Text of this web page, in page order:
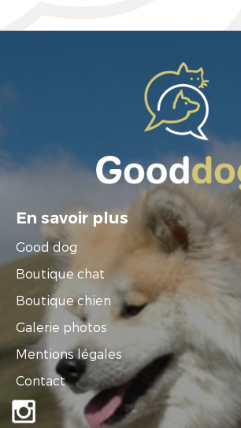
En savoir plus
Good dog
Boutique chat
Boutique chien
Galerie photos
Mentions légales
Contact